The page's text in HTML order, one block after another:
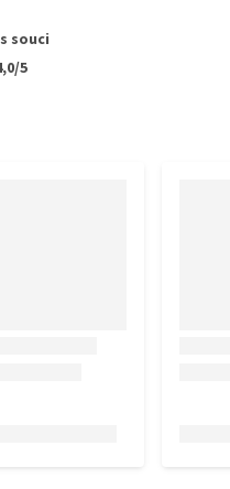
souci
5